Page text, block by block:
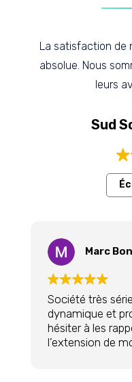
La satisfaction de
absolue. Nous
leurs
Sud
Marc Bonzoms
très sérieuse avec un
et professionnel. Je
à les rappeler pour
de mon